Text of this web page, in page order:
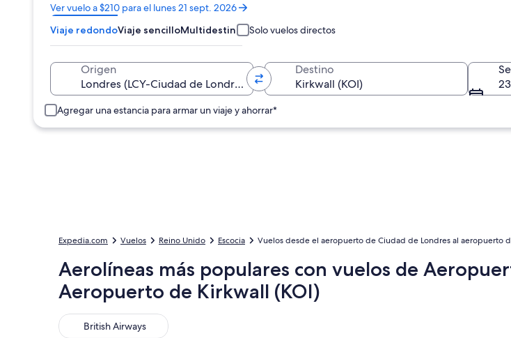
Ver vuelo a $210 para el lunes 21 sept. 2026
Se
abrirá
en
una
ventana
Viaje redondoViaje sencilloMultidestino Solo vuelos directos
Origen Destino
Agregar una estancia para armar un viaje y ahorrar*
Expedia.com Vuelos Reino Unido Escocia Vuelos desde el aeropuerto de Ciudad de Londres al aeropuerto
Aerolíneas más populares con vuelos de
Aeropuerto de Kirkwall (KOI)
British Airways
British Airways